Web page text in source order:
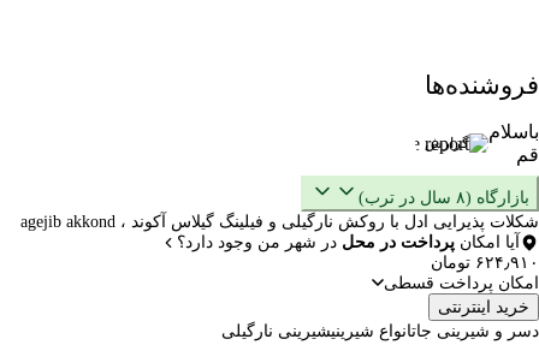
فروشنده‌ها
باسلام
قم
گزارش
بازارگاه (۸ سال در ترب)
شکلات پذیرایی ادل با روکش نارگیلی و فیلینگ گیلاس آکوند ، agejib akkond
آیا امکان پرداخت در محل در شهر من وجود دارد؟
۶۲۴٫۹۱۰ تومان
امکان پرداخت قسطی
خرید اینترنتی
دسر و شیرینی جاتانواع شیرینیشیرینی نارگیلی